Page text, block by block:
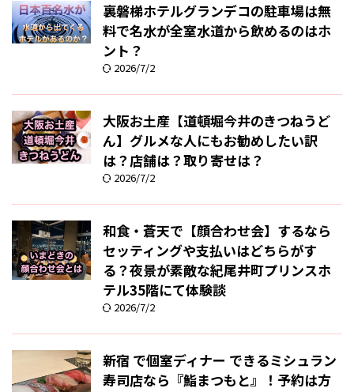
裏磐梯ホテルグランデコの駐車場は無
料で名水が全室水道から飲めるのはホ
ント？
2026/7/2
大阪お土産【道頓堀今井のきつねうど
ん】グルメな人にもお勧めしたい訳
は？店舗は？取り寄せは？
2026/7/2
和食・蒼天で【顔合わせ会】するなら
セッティングや支払いはどちらがす
る？夜景が素敵な紀尾井町プリンスホ
テル35階にて体験談
2026/7/2
新宿 で個室ディナー できるミシュラン
寿司店なら『鮨まつもと』！予約は方